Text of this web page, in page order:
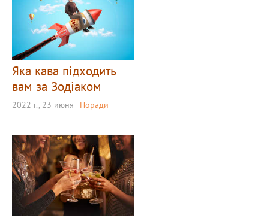
Яка кава підходить
вам за Зодіаком
2022 г., 23 июня Поради